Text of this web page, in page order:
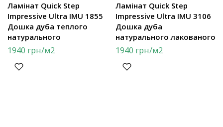
Ламінат Quick Step
Impressive Ultra IMU 1855
Дошка дуба теплого
натурального
1940 грн/м2
Ламінат Quick Step
Impressive Ultra IMU 3106
Дошка дуба
натурального лакованого
1940 грн/м2